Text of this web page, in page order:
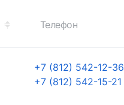
Телефон
+7 (812) 542-12-36
+7 (812) 542-15-21